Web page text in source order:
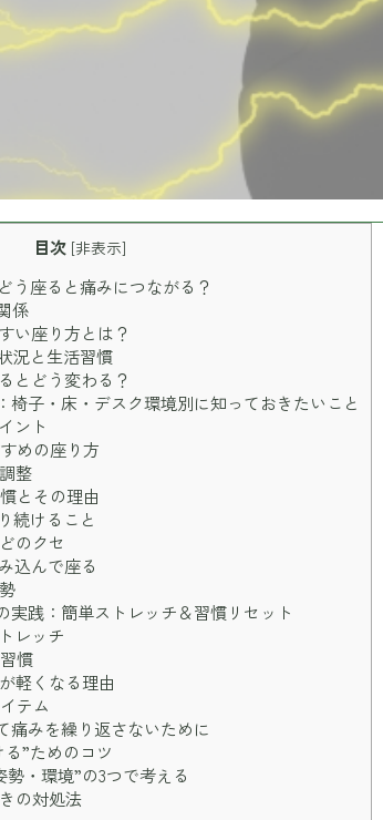
目次 [非表示]
う座ると痛みにつながる？
係
い座り方とは？
況と生活習慣
とどう変わる？
椅子・床・デスク環境別に知っておきたいこと
ント
めの座り方
整
とその理由
続けること
のクセ
込んで座る
実践：簡単ストレッチ＆習慣リセット
レッチ
慣
軽くなる理由
テム
痛みを繰り返さないために
”ためのコツ
・環境”の3つで考える
の対処法